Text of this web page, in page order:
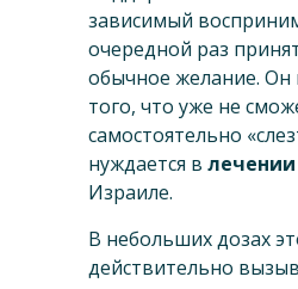
зависимый
очередной раз
обычное желание. Он
того, что уже не
самостоятельно
нуждается в лечении
Израиле.
В небольших дозах
действительно